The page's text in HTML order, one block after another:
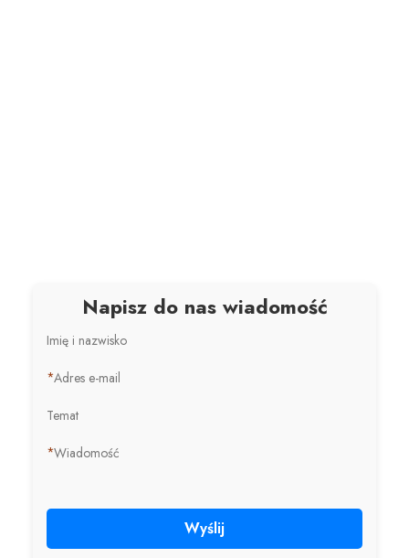
Napisz do nas wiadomość
Imię i nazwisko
*Adres e-mail
Temat
*Wiadomość
Wyślij